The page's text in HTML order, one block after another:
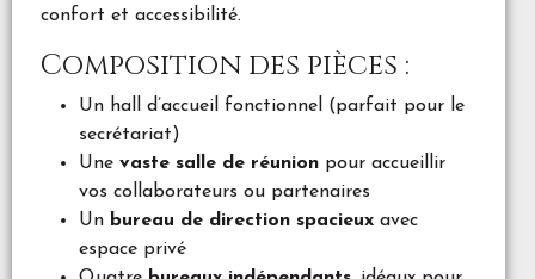
confort et accessibilité.
Composition des pièces :
Un hall d’accueil fonctionnel (parfait pour le
secrétariat)
Une vaste salle de réunion pour accueillir
vos collaborateurs ou partenaires
Un bureau de direction spacieux avec
espace privé